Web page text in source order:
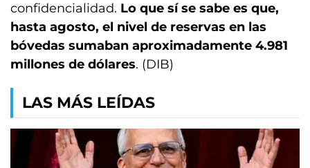
confidencialidad. Lo que sí se sabe es que,
hasta agosto, el nivel de reservas en las
bóvedas sumaban aproximadamente 4.981
millones de dólares. (DIB)
LAS MÁS LEÍDAS